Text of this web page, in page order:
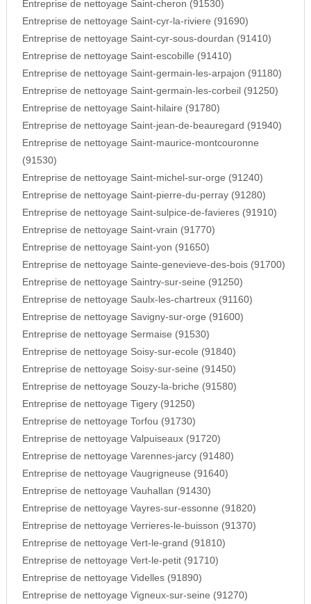
Entreprise de nettoyage Saint-cheron (91530)
Entreprise de nettoyage Saint-cyr-la-riviere (91690)
Entreprise de nettoyage Saint-cyr-sous-dourdan (91410)
Entreprise de nettoyage Saint-escobille (91410)
Entreprise de nettoyage Saint-germain-les-arpajon (91180)
Entreprise de nettoyage Saint-germain-les-corbeil (91250)
Entreprise de nettoyage Saint-hilaire (91780)
Entreprise de nettoyage Saint-jean-de-beauregard (91940)
Entreprise de nettoyage Saint-maurice-montcouronne
(91530)
Entreprise de nettoyage Saint-michel-sur-orge (91240)
Entreprise de nettoyage Saint-pierre-du-perray (91280)
Entreprise de nettoyage Saint-sulpice-de-favieres (91910)
Entreprise de nettoyage Saint-vrain (91770)
Entreprise de nettoyage Saint-yon (91650)
Entreprise de nettoyage Sainte-genevieve-des-bois (91700)
Entreprise de nettoyage Saintry-sur-seine (91250)
Entreprise de nettoyage Saulx-les-chartreux (91160)
Entreprise de nettoyage Savigny-sur-orge (91600)
Entreprise de nettoyage Sermaise (91530)
Entreprise de nettoyage Soisy-sur-ecole (91840)
Entreprise de nettoyage Soisy-sur-seine (91450)
Entreprise de nettoyage Souzy-la-briche (91580)
Entreprise de nettoyage Tigery (91250)
Entreprise de nettoyage Torfou (91730)
Entreprise de nettoyage Valpuiseaux (91720)
Entreprise de nettoyage Varennes-jarcy (91480)
Entreprise de nettoyage Vaugrigneuse (91640)
Entreprise de nettoyage Vauhallan (91430)
Entreprise de nettoyage Vayres-sur-essonne (91820)
Entreprise de nettoyage Verrieres-le-buisson (91370)
Entreprise de nettoyage Vert-le-grand (91810)
Entreprise de nettoyage Vert-le-petit (91710)
Entreprise de nettoyage Videlles (91890)
Entreprise de nettoyage Vigneux-sur-seine (91270)